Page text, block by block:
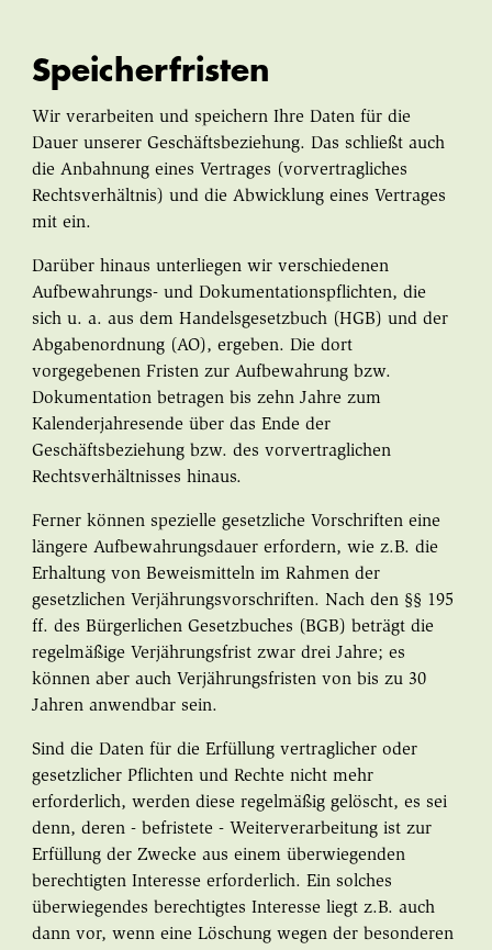
Speicherfristen
Wir verarbeiten und speichern Ihre Daten für die
Dauer unserer Geschäftsbeziehung. Das schließt auch
die Anbahnung eines Vertrages (vorvertragliches
Rechtsverhältnis) und die Abwicklung eines Vertrages
mit ein.
Darüber hinaus unterliegen wir verschiedenen
Aufbewahrungs- und Dokumentationspflichten, die
sich u. a. aus dem Handelsgesetzbuch (HGB) und der
Abgabenordnung (AO), ergeben. Die dort
vorgegebenen Fristen zur Aufbewahrung bzw.
Dokumentation betragen bis zehn Jahre zum
Kalenderjahresende über das Ende der
Geschäftsbeziehung bzw. des vorvertraglichen
Rechtsverhältnisses hinaus.
Ferner können spezielle gesetzliche Vorschriften eine
längere Aufbewahrungsdauer erfordern, wie z.B. die
Erhaltung von Beweismitteln im Rahmen der
gesetzlichen Verjährungsvorschriften. Nach den §§ 195
ff. des Bürgerlichen Gesetzbuches (BGB) beträgt die
regelmäßige Verjährungsfrist zwar drei Jahre; es
können aber auch Verjährungsfristen von bis zu 30
Jahren anwendbar sein.
Sind die Daten für die Erfüllung vertraglicher oder
gesetzlicher Pflichten und Rechte nicht mehr
erforderlich, werden diese regelmäßig gelöscht, es sei
denn, deren - befristete - Weiterverarbeitung ist zur
Erfüllung der Zwecke aus einem überwiegenden
berechtigten Interesse erforderlich. Ein solches
überwiegendes berechtigtes Interesse liegt z.B. auch
dann vor, wenn eine Löschung wegen der besonderen